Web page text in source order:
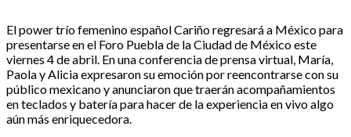
El power trío femenino español Cariño regresará a México para
presentarse en el Foro Puebla de la Ciudad de México este
viernes 4 de abril. En una conferencia de prensa virtual, María,
Paola y Alicia expresaron su emoción por reencontrarse con su
público mexicano y anunciaron que traerán acompañamientos
en teclados y batería para hacer de la experiencia en vivo algo
aún más enriquecedora.